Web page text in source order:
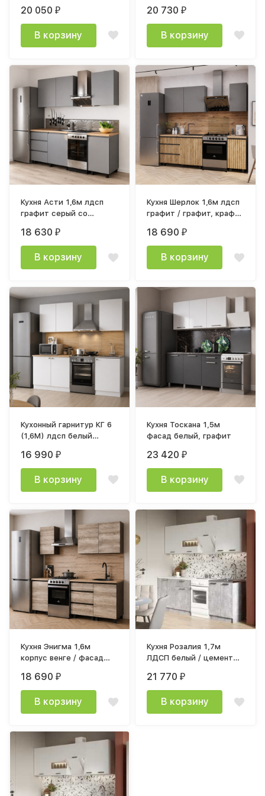
20 050₽
В корзину
20 730₽
В корзину
Кухня Асти 1,6м лдсп
графит серый со
1200+400 Дуб Кера
18 630₽
В корзину
Кухня Шерлок 1,6м лдсп
графит / графит, крафт
18 690₽
В корзину
Кухонный гарнитур КГ 6
(1,6М) лдсп белый
столешница тростник
16 990₽
В корзину
Кухня Тоскана 1,5м
фасад белый, графит
23 420₽
В корзину
Кухня Энигма 1,6м
корпус венге / фасад
столешница 1,2+0,4м
дуб кера 38мм
18 690₽
В корзину
Кухня Розалия 1,7м
ЛДСП белый / цемент
антарес
21 770₽
В корзину